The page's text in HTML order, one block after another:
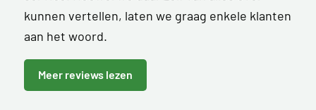
kunnen vertellen, laten we graag enkele klanten
aan het woord.
Meer reviews lezen